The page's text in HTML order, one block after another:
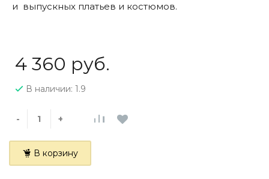
и выпускных платьев и костюмов.
4 360 руб.
В наличии: 1.9
- +
В корзину